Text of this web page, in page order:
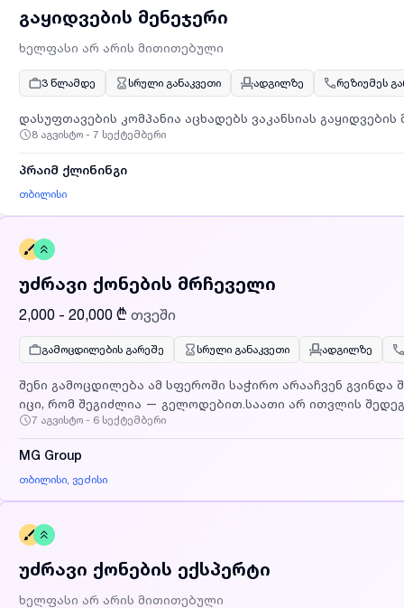
მოძიება; უზრუნველყოს არსებული ყველა სახის
პარტნიორებთან შეკვეთებისა და ანგარიშსწორების
მომსახურების მაღალი დონე.დინტერესების შემთხვევაში
შემდეგ ელ. ფოსტის მისამართზე: rvatona@gmail.com
გაყიდვების მენეჯერი
ხელფასი არ არის მითითებული
3 წლამდე სრული განაკვეთი ადგილზე რეზიუმეს
დასუფთავების კომპანია აცხადებს ვაკანსიას გაყიდვების
8 აგვისტო - 7 სექტემბერი
პრაიმ ქლინინგი
თბილისი
უძრავი ქონების მრჩეველი
2,000 - 20,000 ₾ თვეში
გამოცდილების გარეშე სრული განაკვეთი ადგილზე
შენი გამოცდილება ამ სფეროში საჭირო არააჩვენ გვინდა
იცი, რომ შეგიძლია — გელოდებით.საათი არ ითვლის
ანაზღაურება პირველივე დღიდან — და ეს მხოლოდ
ნულიდან.გაძლევთ სისტემას და გიტოვებთ სივრცეს, რომ
GROUP-ში შანსებს არ ეძებენ — აქ შანსებს ქმნიან.რას
ზემოთ, შენს განვითარებასთან ერთად 90%
პროფესიონალამდე;ლეპტოპი, კორპორატიული ნომერი,
კარიერული წინსვლის შანსი უძრავ ქონებაში;საჩუქრები
ზარის, შეხვედრის და თავის წარმოჩენის;გეგმავს დროს და ითვლის არა საათებს, არამედ
შედეგებს;მოსწონს ზოგადად კომპიუტერთან მუშაობა და
7 აგვისტო - 6 სექტემბერი
MG Group
თბილისი, ვეძისი
უძრავი ქონების ექსპერტი
ხელფასი არ არის მითითებული